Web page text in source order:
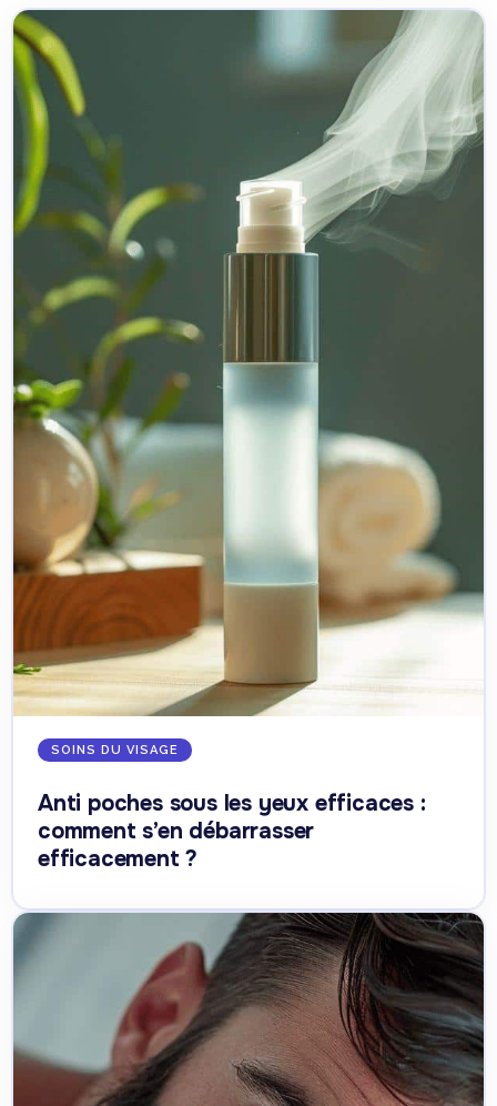
SOINS DU VISAGE
Anti poches sous les yeux efficaces :
comment s’en débarrasser
efficacement ?